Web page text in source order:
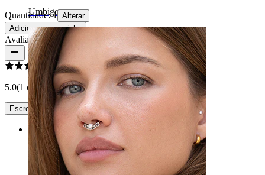
Umbigo
Quantidade: 1 Alterar
Adicionar ao carrinho
Avaliações do produto
5.0(1 opiniões)
Escreve uma avaliação
Rating